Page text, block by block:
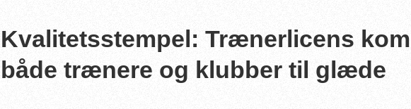
Kvalitetsstempel: Trænerlicens
både trænere og klubber til glæde